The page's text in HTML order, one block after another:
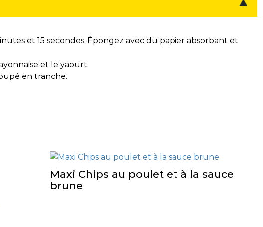
et 15 secondes. Épongez avec du papier absorbant et
et le yaourt.
en tranche.
Maxi Chips au poulet et à la sauce
brune